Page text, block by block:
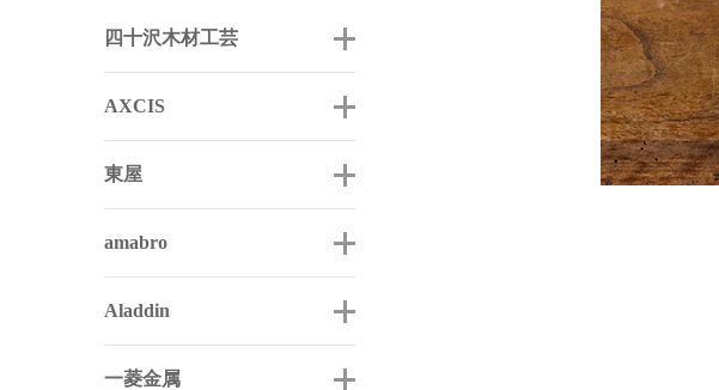
四十沢木材工芸
AXCIS
東屋
amabro
Aladdin
一菱金属